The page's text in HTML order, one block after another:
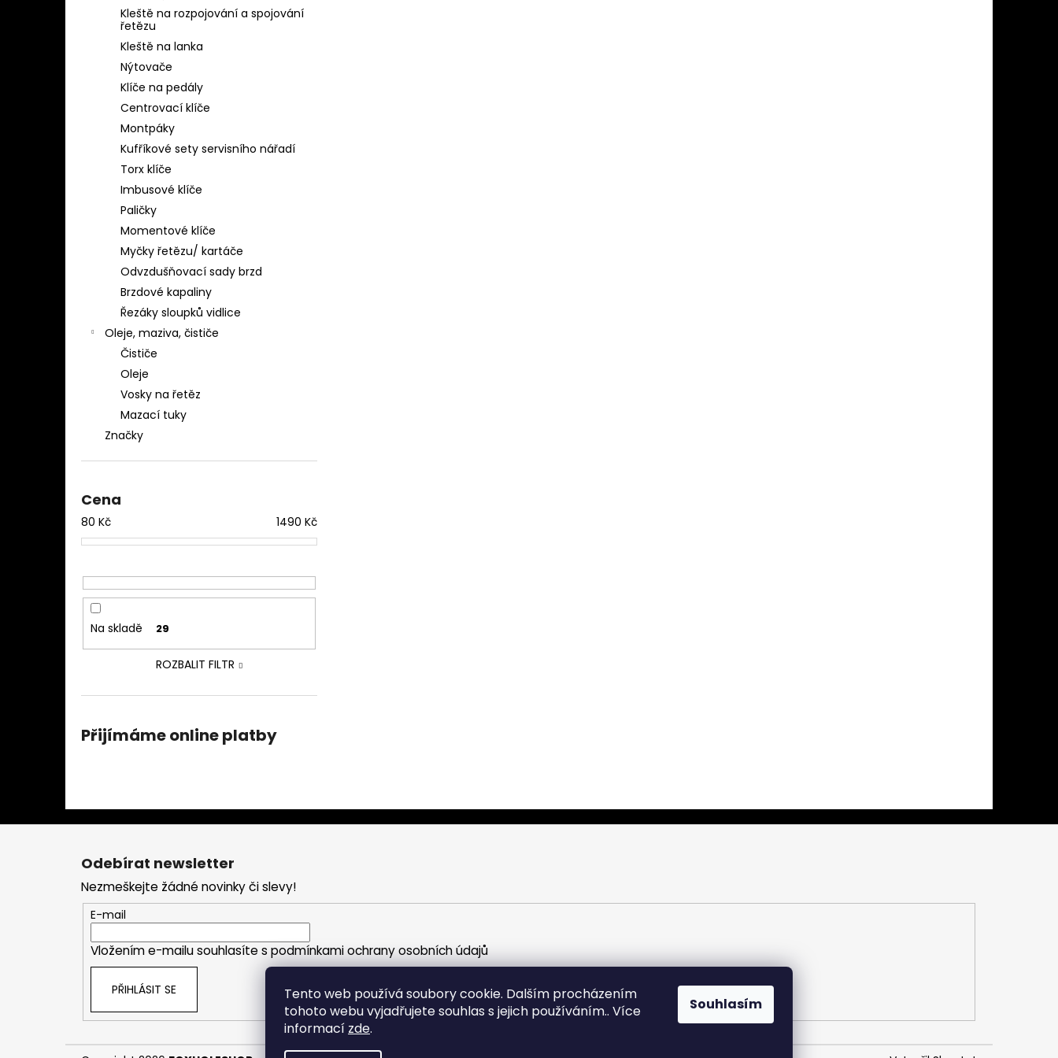
Tento web používá soubory cookie. Dalším procházením
tohoto webu vyjadřujete souhlas s jejich používáním.. Více
informací zde.
Souhlasím
Kleště na rozpojování a spojování
řetězu
Kleště na lanka
Nýtovače
Klíče na pedály
Centrovací klíče
Montpáky
Kufříkové sety servisního nářadí
Torx klíče
Imbusové klíče
Paličky
Momentové klíče
Myčky řetězu/ kartáče
Odvzdušňovací sady brzd
Brzdové kapaliny
Řezáky sloupků vidlice
Oleje, maziva, čističe
Čističe
Oleje
Vosky na řetěz
Mazací tuky
Značky
Cena
80 Kč 1490 Kč
Na skladě 29
ROZBALIT FILTR
Přijímáme online platby
Z
Odebírat newsletter
Nezmeškejte žádné novinky či slevy!
E-mail
Vložením e-mailu souhlasíte spodmínkami ochrany osobních údajů
PŘIHLÁSIT SE